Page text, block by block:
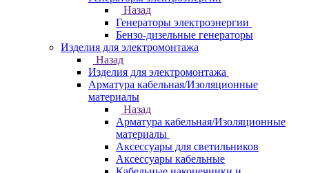
Назад
Генераторы электроэнергии
Бензо-дизельные генераторы
Изделия для электромонтажа
Назад
Изделия для электромонтажа
Арматура кабельная/Изоляционные
материалы
Назад
Арматура кабельная/Изоляционные
материалы
Аксессуары для светильников
Аксессуары кабельные